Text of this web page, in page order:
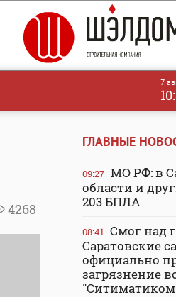
7
4268
ГЛАВНЫЕ
09:27 МО РФ: в
области и
203 БПЛА
08:41 Смог над
Саратовские
официально
загрязнение